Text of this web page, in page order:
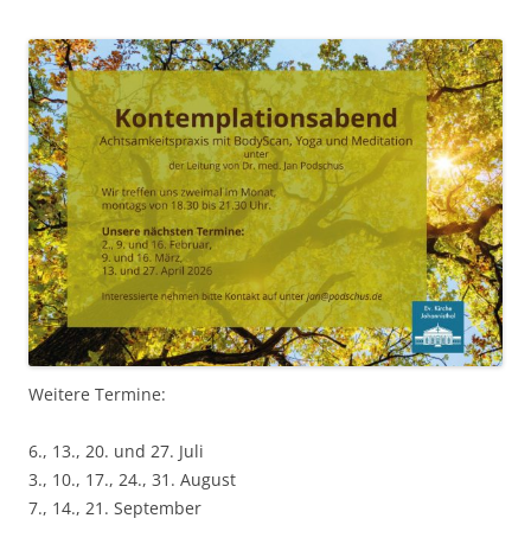
Weitere Termine:
6., 13., 20. und 27. Juli
3., 10., 17., 24., 31. August
7., 14., 21. September